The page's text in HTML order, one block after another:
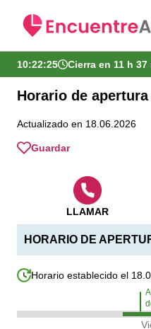
10:22:25 Cierra en 11 h 37
Horario de
Actualizado en 18.06.2026
Guardar
HORARIO DE
Horario establecido el
LLAMAR